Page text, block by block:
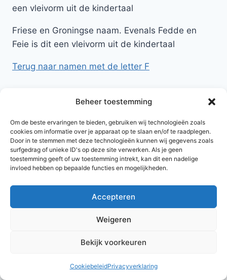
Beheer toestemming
Om de beste ervaringen te bieden, gebruiken wij technologieën zoals
cookies om informatie over je apparaat op te slaan en/of te raadplegen.
Door in te stemmen met deze technologieën kunnen wij gegevens zoals
surfgedrag of unieke ID's op deze site verwerken. Als je geen
toestemming geeft of uw toestemming intrekt, kan dit een nadelige
invloed hebben op bepaalde functies en mogelijkheden.
Accepteren
Weigeren
Bekijk voorkeuren
CookiebeleidPrivacyverklaring
een vleivorm uit de kindertaal
Friese en Groningse naam. Evenals Fedde en
Feie is dit een vleivorm uit de kindertaal
Terug naar namen met de letter F
© 2026 AlleNamen.nl